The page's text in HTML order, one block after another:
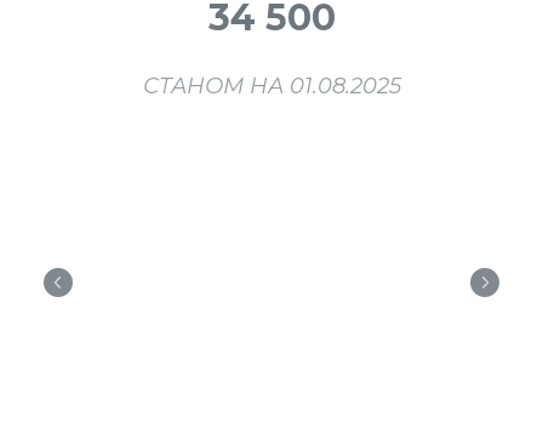
34 500
СТАНОМ НА 01.08.2025